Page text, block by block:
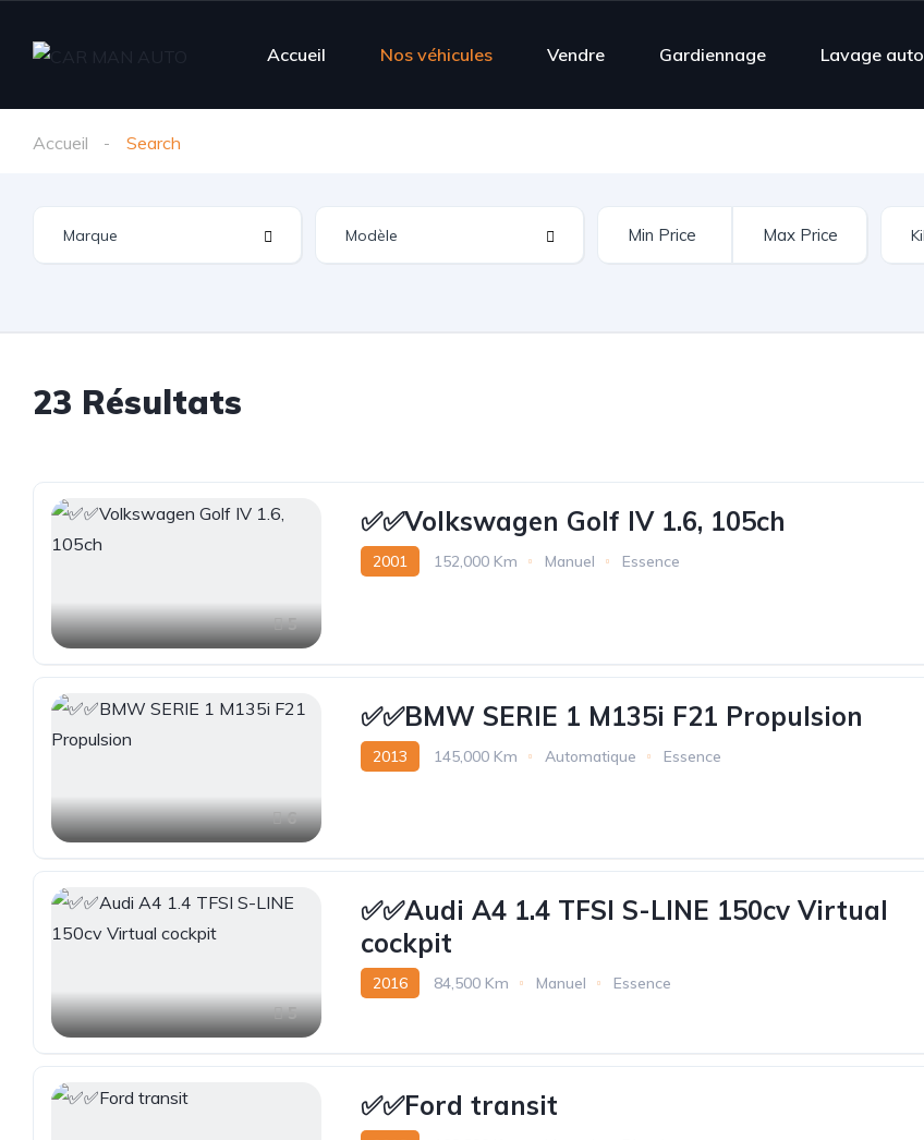
Accueil Nos véhicules Vendre Gardiennage Lavage auto
Accueil Search
23 Résultats
5
✅✅Volkswagen Golf IV 1.6, 105ch
2001 152,000 Km Manuel Essence
6
✅✅BMW SERIE 1 M135i F21 Propulsion
2013 145,000 Km Automatique Essence
5
✅✅Audi A4 1.4 TFSI S-LINE 150cv Virtual
cockpit
2016 84,500 Km Manuel Essence
✅✅Ford transit